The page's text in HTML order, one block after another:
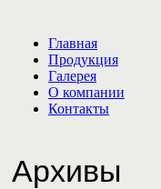
Главная
Продукция
Галерея
О компании
Контакты
Архивы